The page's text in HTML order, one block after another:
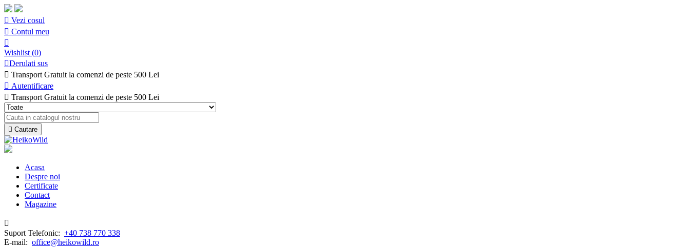
 Vezi cosul
 Contul meu

Wishlist (0)
Derulati sus
 Transport Gratuit la comenzi de peste 500 Lei
 Autentificare
 Transport Gratuit la comenzi de peste 500 Lei
 Cautare
Acasa
Despre noi
Certificate
Contact
Magazine

Suport Telefonic: +40 738 770 338
E-mail: office@heikowild.ro